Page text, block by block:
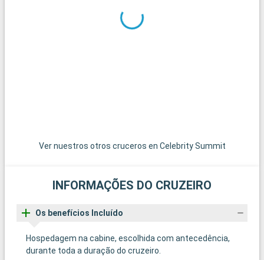
Ver nuestros otros cruceros en Celebrity Summit
INFORMAÇÕES DO CRUZEIRO
Os benefícios Incluído
Hospedagem na cabine, escolhida com antecedência,
durante toda a duração do cruzeiro.